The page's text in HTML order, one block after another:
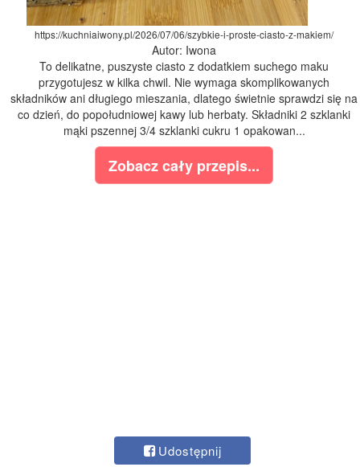
https://kuchniaiwony.pl/2026/07/06/szybkie-i-proste-ciasto-z-makiem/
Autor: Iwona
To delikatne, puszyste ciasto z dodatkiem suchego maku
przygotujesz w kilka chwil. Nie wymaga skomplikowanych
składników ani długiego mieszania, dlatego świetnie sprawdzi się na
co dzień, do popołudniowej kawy lub herbaty. Składniki 2 szklanki
mąki pszennej 3/4 szklanki cukru 1 opakowan...
Zobacz cały przepis...
Udostępnij